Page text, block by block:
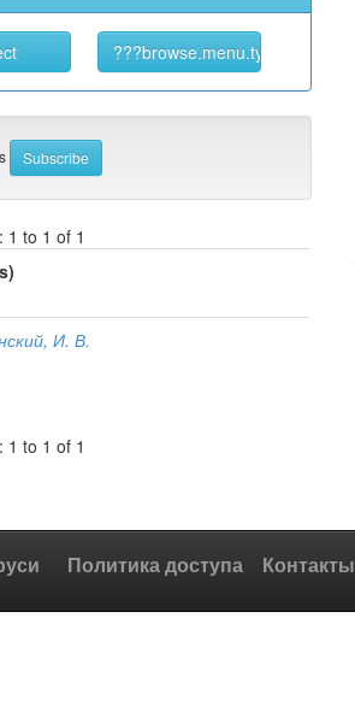
1 to 1 of 1
И. В.
1 to 1 of 1
Политика доступа Контакты